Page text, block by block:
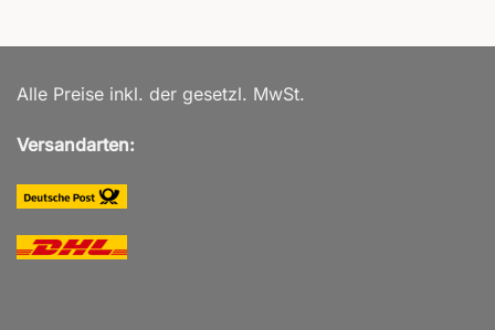
Alle Preise inkl. der gesetzl. MwSt.
Versandarten: